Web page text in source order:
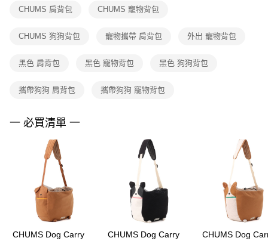
客戶支援中心」https://netprotections.freshdesk.com/support/home
１．透過由恩沛科技股份有限公司提供之「AFTEE先享後付」服務完成之交
權轉讓予恩沛科技股份有限公司。
３．未成年的使用者請事先徵得法定代理人或監護人之同意方可使用
４．使用「AFTEE先享後付」時，將依據個別帳號之用戶狀況，依本公司即
請求用戶進行身份認證。
５．嚴禁一人註冊多個帳號或使用他人資訊註冊。若發現惡意使用之情形，
恩沛科技股份有限公司將有權停止該用戶之使用額度並採取法律行動。
CHUMS 肩背包 CHUMS 寵物背包
CHUMS 狗狗背包 寵物攜帶 肩背包 外出 寵物背包
黑色 肩背包 黑色 寵物背包 黑色 狗狗背包
攜帶狗狗 肩背包 攜帶狗狗 寵物背包
一 必買清單 一
CHUMS Dog Carry
CHUMS Dog Carry
CHUMS Dog